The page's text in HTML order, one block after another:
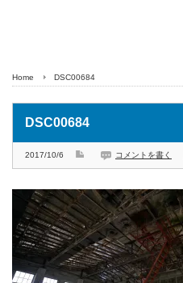
Home DSC00684
DSC00684
2017/10/6 コメントを書く